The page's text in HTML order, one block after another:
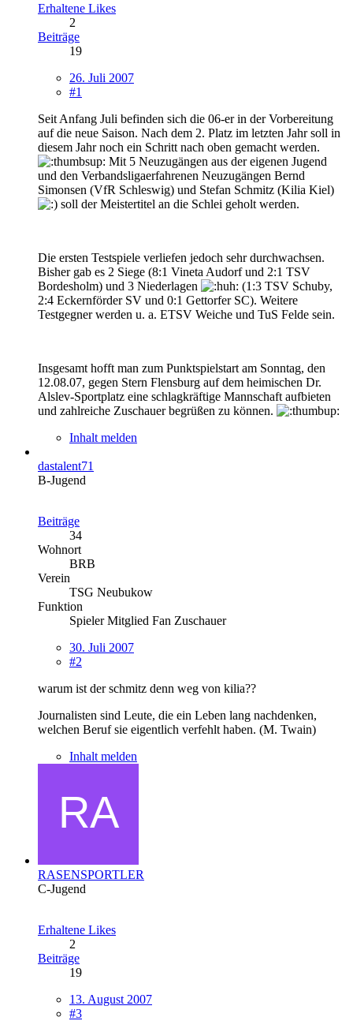
Erhaltene Likes
2
Beiträge
19
26. Juli 2007
#1
Seit Anfang Juli befinden sich die 06-er in der Vorbereitung
auf die neue Saison. Nach dem 2. Platz im letzten Jahr soll in
diesem Jahr noch ein Schritt nach oben gemacht werden.
Mit 5 Neuzugängen aus der eigenen Jugend
und den Verbandsligaerfahrenen Neuzugängen Bernd
Simonsen (VfR Schleswig) und Stefan Schmitz (Kilia Kiel)
soll der Meistertitel an die Schlei geholt werden.
Die ersten Testspiele verliefen jedoch sehr durchwachsen.
Bisher gab es 2 Siege (8:1 Vineta Audorf und 2:1 TSV
Bordesholm) und 3 Niederlagen
(1:3 TSV Schuby,
2:4 Eckernförder SV und 0:1 Gettorfer SC). Weitere
Testgegner werden u. a. ETSV Weiche und TuS Felde sein.
Insgesamt hofft man zum Punktspielstart am Sonntag, den
12.08.07, gegen Stern Flensburg auf dem heimischen Dr.
Alslev-Sportplatz eine schlagkräftige Mannschaft aufbieten
und zahlreiche Zuschauer begrüßen zu können.
Inhalt melden
dastalent71
B-Jugend
Beiträge
34
Wohnort
BRB
Verein
TSG Neubukow
Funktion
Spieler Mitglied Fan Zuschauer
30. Juli 2007
#2
warum ist der schmitz denn weg von kilia??
Journalisten sind Leute, die ein Leben lang nachdenken,
welchen Beruf sie eigentlich verfehlt haben. (M. Twain)
Inhalt melden
RASENSPORTLER
C-Jugend
Erhaltene Likes
2
Beiträge
19
13. August 2007
#3